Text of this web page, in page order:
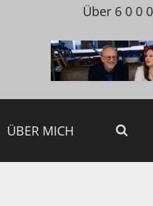
Über 6 0 0
ÜBER MICH